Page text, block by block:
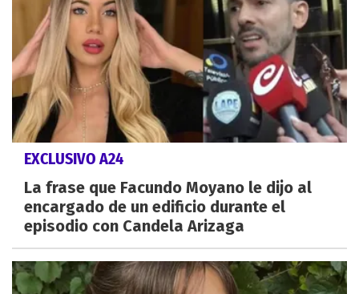
EXCLUSIVO A24
La frase que Facundo Moyano le dijo al
encargado de un edificio durante el
episodio con Candela Arizaga